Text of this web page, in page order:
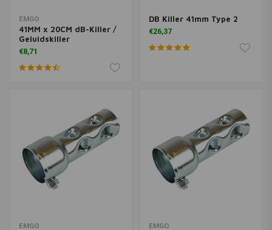
EMGO
41MM x 20CM dB-Killer /
Geluidskiller
€8,71
DB Killer 41mm Type 2
€26,37
EMGO EMGO